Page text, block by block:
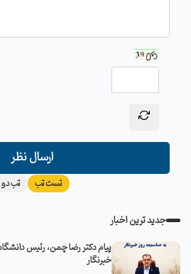
ارسال نظر
تست تب تب دو
جدید ترین اخبار
پیام دکتر رضا چمن، رئیس
خبرنگار